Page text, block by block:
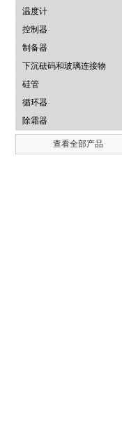
温度计
控制器
制备器
下沉砝码和玻璃连接物
硅管
循环器
除霜器
查看全部产品